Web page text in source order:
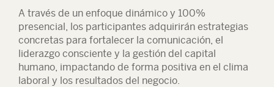
A través de un enfoque dinámico y 100%
presencial, los participantes adquirirán estrategias
concretas para fortalecer la comunicación, el
liderazgo consciente y la gestión del capital
humano, impactando de forma positiva en el clima
laboral y los resultados del negocio.